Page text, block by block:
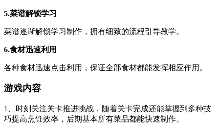
5.菜谱解锁学习
菜谱逐渐解锁学习制作，拥有细致的流程引导教学。
6.食材迅速利用
各种食材迅速点击利用，保证全部食材都能发挥相应作用。
游戏内容
1、时刻关注关卡推进挑战，随着关卡完成还能掌握到多种技
巧提高烹饪效率，后期基本所有菜品都能快速制作。